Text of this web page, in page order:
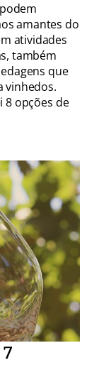
amantes do
atividades
também
que
vinhedos.
8 opções de